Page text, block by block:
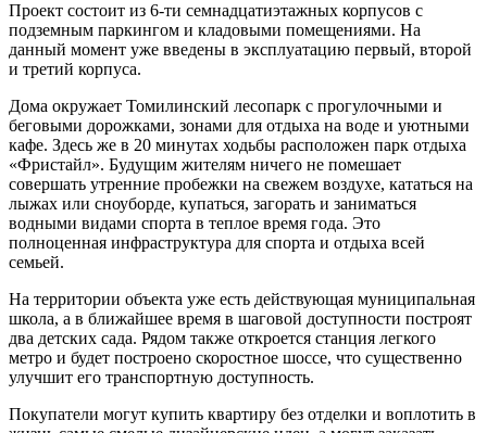
Проект состоит из 6-ти семнадцатиэтажных корпусов с
подземным паркингом и кладовыми помещениями. На
данный момент уже введены в эксплуатацию первый, второй
и третий корпуса.
Дома окружает Томилинский лесопарк с прогулочными и
беговыми дорожками, зонами для отдыха на воде и уютными
кафе. Здесь же в 20 минутах ходьбы расположен парк отдыха
«Фристайл». Будущим жителям ничего не помешает
совершать утренние пробежки на свежем воздухе, кататься на
лыжах или сноуборде, купаться, загорать и заниматься
водными видами спорта в теплое время года. Это
полноценная инфраструктура для спорта и отдыха всей
семьей.
На территории объекта уже есть действующая муниципальная
школа, а в ближайшее время в шаговой доступности построят
два детских сада. Рядом также откроется станция легкого
метро и будет построено скоростное шоссе, что существенно
улучшит его транспортную доступность.
Покупатели могут купить квартиру без отделки и воплотить в